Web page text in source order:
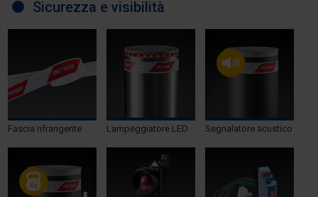
Sicurezza e visibilità
Fascia rifrangente Lampeggiatore LED Segnalatore acustico